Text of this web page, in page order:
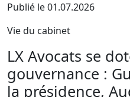
Publié le 01.07.2026
Vie du cabinet
LX Avocats se
gouvernance :
la présidence,